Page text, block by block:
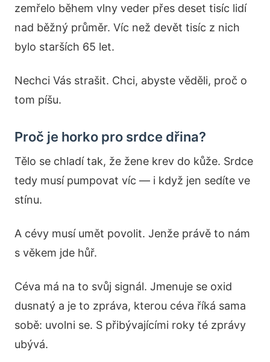
zemřelo během vlny veder přes deset tisíc lidí
nad běžný průměr. Víc než devět tisíc z nich
bylo starších 65 let.
Nechci Vás strašit. Chci, abyste věděli, proč o
tom píšu.
Proč je horko pro srdce dřina?
Tělo se chladí tak, že žene krev do kůže. Srdce
tedy musí pumpovat víc — i když jen sedíte ve
stínu.
A cévy musí umět povolit. Jenže právě to nám
s věkem jde hůř.
Céva má na to svůj signál. Jmenuje se oxid
dusnatý a je to zpráva, kterou céva říká sama
sobě: uvolni se. S přibývajícími roky té zprávy
ubývá.